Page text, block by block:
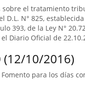
el tratamiento
D.L. N° 825,
393, de la Ley N°
Diario Oficial de
(12/10/2016)
para los días